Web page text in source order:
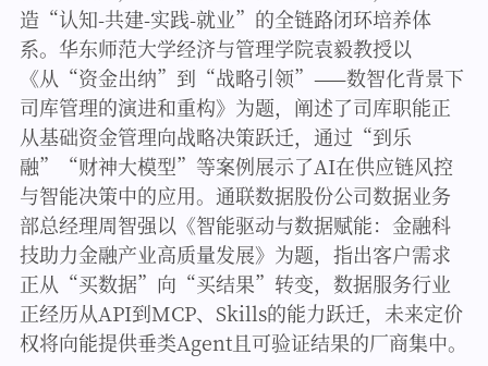
造“认知-共建-实践-就业”的全链路闭环培养体
系。华东师范大学经济与管理学院袁毅教授以
《从“资金出纳”到“战略引领”——数智化背景下
司库管理的演进和重构》为题，阐述了司库职能正
从基础资金管理向战略决策跃迁，通过“到乐
融”“财神大模型”等案例展示了AI在供应链风控
与智能决策中的应用。通联数据股份公司数据业务
部总经理周智强以《智能驱动与数据赋能：金融科
技助力金融产业高质量发展》为题，指出客户需求
正从“买数据”向“买结果”转变，数据服务行业
正经历从API到MCP、Skills的能力跃迁，未来定价
权将向能提供垂类Agent且可验证结果的厂商集中。